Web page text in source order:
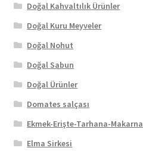
Doğal Kahvaltılık Ürünler
Doğal Kuru Meyveler
Doğal Nohut
Doğal Sabun
Doğal Ürünler
Domates salçası
Ekmek-Erişte-Tarhana-Makarna
Elma Sirkesi